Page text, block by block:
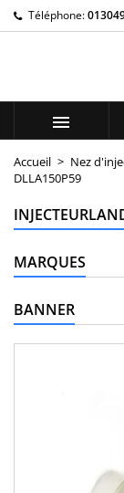
Téléphone:

Accueil Nez
DLLA150P59
MARQUES
BANNER
My
((title))
Vous devez
votre liste